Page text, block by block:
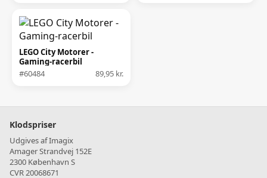
LEGO City Motorer -
Gaming-racerbil
#60484
89,95 kr.
Klodspriser
Udgives af Imagix
Amager Strandvej 152E
2300 København S
CVR 20068671